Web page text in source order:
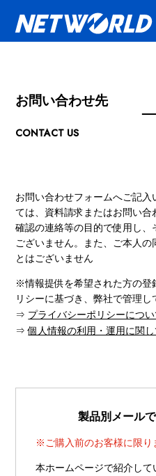
CONTACT US
お問い合わせ先
お問い合わせフォームへご記
ては、資料請求またはお問い
確認の連絡等の目的で使用し
ございません。また、ご本人
とはございません
※情報提供を希望された方の登
リシーに基づき、弊社で管理し
⇒ プライバシーポリシーについ
⇒個人情報の利用・運用に関し
製品別メール
※ご購入前のお客様に限り
本ホームページで紹介し